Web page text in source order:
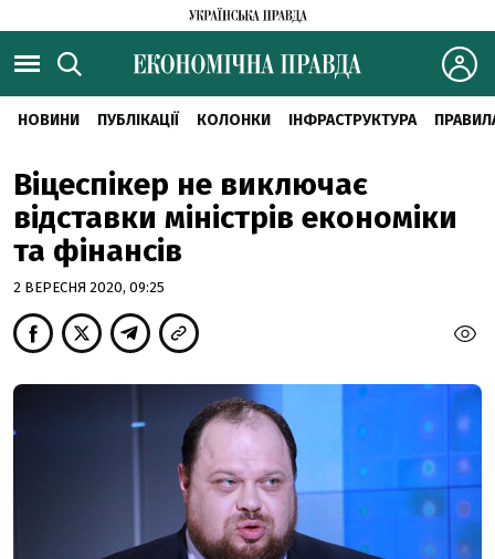
НОВИНИ ПУБЛІКАЦІЇ КОЛОНКИ ІНФРАСТРУКТУРА
Віцеспікер не виключає
відставки міністрів економіки
та фінансів
2 ВЕРЕСНЯ 2020, 09:25